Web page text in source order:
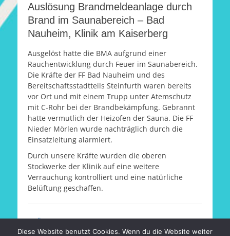
Auslösung Brandmeldeanlage durch
Brand im Saunabereich – Bad
Nauheim, Klinik am Kaiserberg
Ausgelöst hatte die BMA aufgrund einer
Rauchentwicklung durch Feuer im Saunabereich.
Die Kräfte der FF Bad Nauheim und des
Bereitschaftsstadtteils Steinfurth waren bereits
vor Ort und mit einem Trupp unter Atemschutz
mit C-Rohr bei der Brandbekämpfung. Gebrannt
hatte vermutlich der Heizofen der Sauna. Die FF
Nieder Mörlen wurde nachträglich durch die
Einsatzleitung alarmiert.
Durch unsere Kräfte wurden die oberen
Stockwerke der Klinik auf eine weitere
Verrauchung kontrolliert und eine natürliche
Belüftung geschaffen.
Beitragsnavigation
Diese Website benutzt Cookies. Wenn du die Website weiter